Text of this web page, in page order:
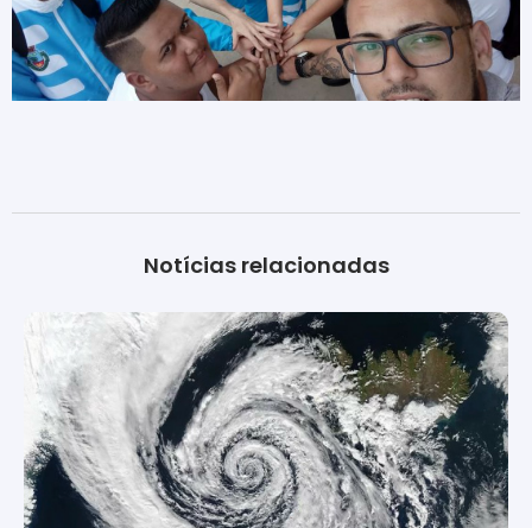
Notícias relacionadas